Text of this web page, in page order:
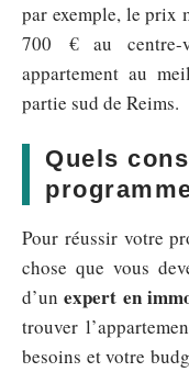
par exemple, le prix
700 € au centre-
appartement au
partie sud de Reims.
Quels
Pour réussir votre
chose que vous
d’unexpert en
trouver
besoins et votre